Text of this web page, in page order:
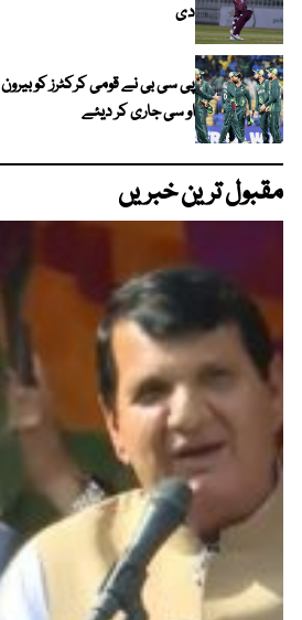
دی
پی سی بی نے قومی کرکٹرز کو
او سی جاری کر دیئے
مقبول ترین خبریں